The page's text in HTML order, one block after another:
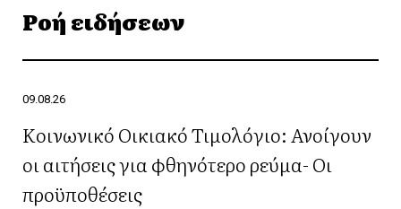
Ροή ειδήσεων
09.08.26
Κοινωνικό Οικιακό Τιμολόγιο: Ανοίγουν
οι αιτήσεις για φθηνότερο ρεύμα- Οι
προϋποθέσεις